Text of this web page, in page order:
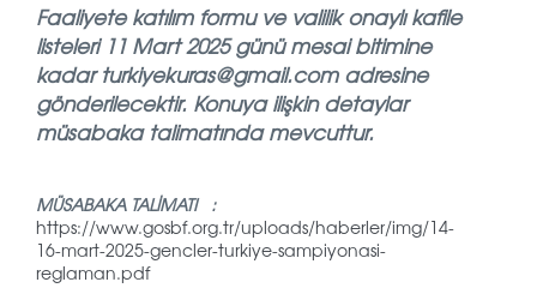
Faaliyete katılım formu ve valilik onaylı kafile
listeleri 11 Mart 2025 günü mesai bitimine
kadar turkiyekuras@gmail.com adresine
gönderilecektir. Konuya ilişkin detaylar
müsabaka talimatında mevcuttur.
MÜSABAKA TALİMATI :
https://www.gosbf.org.tr/uploads/haberler/img/14-
16-mart-2025-gencler-turkiye-sampiyonasi-
reglaman.pdf